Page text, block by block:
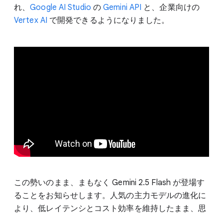
れ、Google AI Studio のGemini API と、企業向けの
Vertex AI で開発できるようになりました。
この勢いのまま、まもなく Gemini 2.5 Flash が登場す
ることをお知らせします。人気の主力モデルの進化に
より、低レイテンシとコスト効率を維持したまま、思